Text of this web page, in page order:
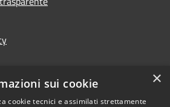
×
sui cookie
cookie tecnici e assimilati strettamente